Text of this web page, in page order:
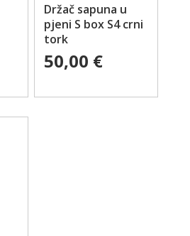
Držač sapuna u
pjeni S box S4 crni
tork
50,00 €